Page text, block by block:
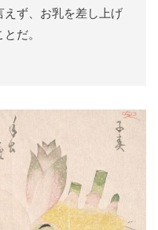
えず、お乳を差し上げ
だ。